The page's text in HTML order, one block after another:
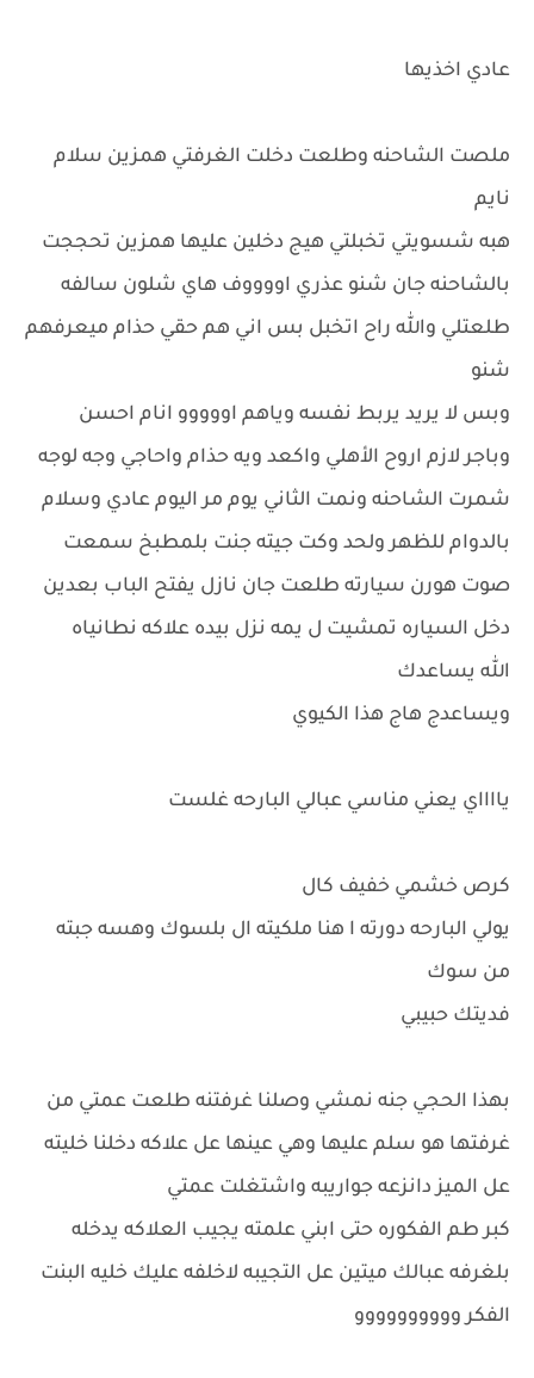
عادي اخذيها
ملصت الشاحنه وطلعت دخلت الغرفتي همزين سلام
نايم
هبه شسويتي تخبلتي هيج دخلين عليها همزين تحججت
بالشاحنه جان شنو عذري اووووف هاي شلون سالفه
طلعتلي والله راح اتخبل بس اني هم حقي حذام ميعرفهم
شنو
وبس لا يريد يربط نفسه وياهم اووووو انام احسن
وباجر لازم اروح الأهلي واكعد ويه حذام واحاجي وجه لوجه
شمرت الشاحنه ونمت الثاني يوم مر اليوم عادي وسلام
بالدوام للظهر ولحد وكت جيته جنت بلمطبخ سمعت
صوت هورن سيارته طلعت جان نازل يفتح الباب بعدين
دخل السياره تمشيت ل يمه نزل بيده علاكه نطانياه
الله يساعدك
ويساعدج هاج هذا الكيوي
يااااي يعني مناسي عبالي البارحه غلست
كرص خشمي خفيف كال
يولي البارحه دورته ا هنا ملكيته ال بلسوك وهسه جبته
من سوك
فديتك حبيبي
بهذا الحجي جنه نمشي وصلنا غرفتنه طلعت عمتي من
غرفتها هو سلم عليها وهي عينها عل علاكه دخلنا خليته
عل الميز دانزعه جواريبه واشتغلت عمتي
كبر طم الفكوره حتى ابني علمته يجيب العلاكه يدخله
بلغرفه عبالك ميتين عل التجيبه لاخلفه عليك خليه البنت
الفكر وووووووووو